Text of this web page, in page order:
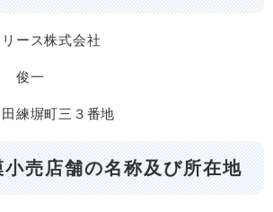
ース株式会社
俊一
練塀町三３番地
売店舗の名称及び所在地